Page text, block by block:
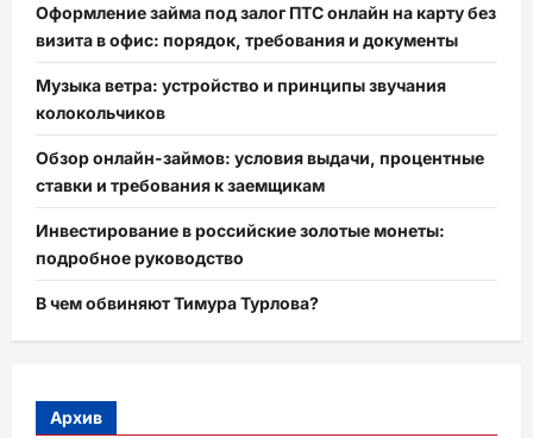
Оформление займа под залог ПТС онлайн на карту без
визита в офис: порядок, требования и документы
Музыка ветра: устройство и принципы звучания
колокольчиков
Обзор онлайн-займов: условия выдачи, процентные
ставки и требования к заемщикам
Инвестирование в российские золотые монеты:
подробное руководство
В чем обвиняют Тимура Турлова?
Архив